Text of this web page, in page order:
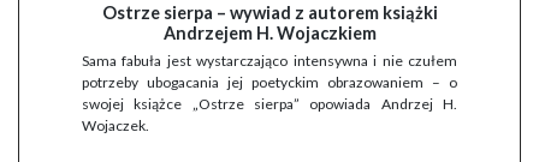
Ostrze sierpa – wywiad z autorem książki
Andrzejem H. Wojaczkiem
Sama fabuła jest wystarczająco intensywna i nie czułem
potrzeby ubogacania jej poetyckim obrazowaniem – o
swojej książce „Ostrze sierpa” opowiada Andrzej H.
Wojaczek.